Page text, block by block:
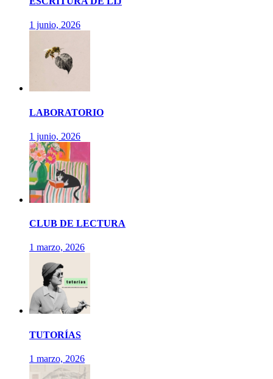
1 junio, 2026
LABORATORIO
1 junio, 2026
CLUB DE LECTURA
1 marzo, 2026
TUTORÍAS
1 marzo, 2026